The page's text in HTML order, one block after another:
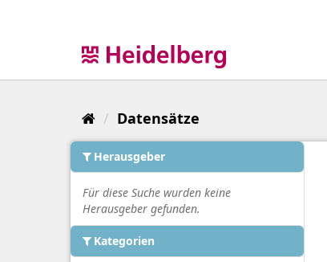
Datensätze
Herausgeber
Für diese Suche wurden keine
Herausgeber gefunden.
Kategorien